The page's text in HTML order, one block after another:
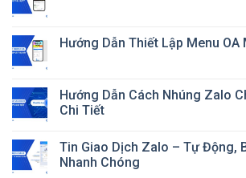
Hướng Dẫn Thiết Lập Menu OA
Hướng Dẫn Cách Nhúng Zalo
Chi Tiết
Tin Giao Dịch Zalo – Tự Động,
Nhanh Chóng